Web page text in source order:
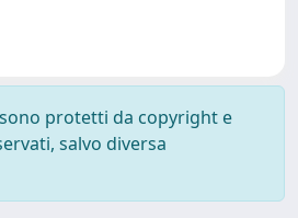
protetti da copyright e
salvo diversa